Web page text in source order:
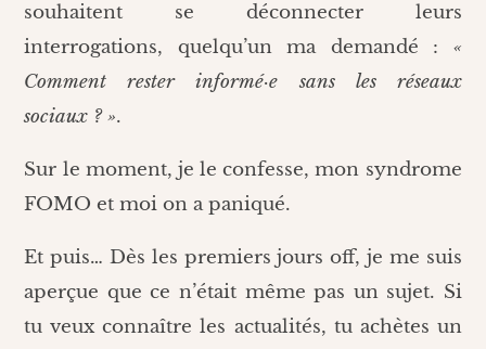
souhaitent se déconnecter leurs
interrogations, quelqu’un ma demandé : «
Comment rester informé·e sans les réseaux
sociaux ? ».
Sur le moment, je le confesse, mon syndrome
FOMO et moi on a paniqué.
Et puis… Dès les premiers jours off, je me suis
aperçue que ce n’était même pas un sujet. Si
tu veux connaître les actualités, tu achètes un